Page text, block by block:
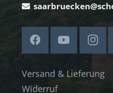
Versand & Lieferung
Widerruf